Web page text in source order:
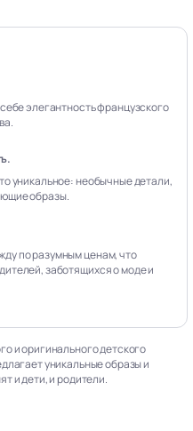
элегантность французского
уникальное: необычные детали,
образы.
по разумным ценам, что
заботящихся о моде и
и оригинального детского
уникальные образы и
и дети, и родители.